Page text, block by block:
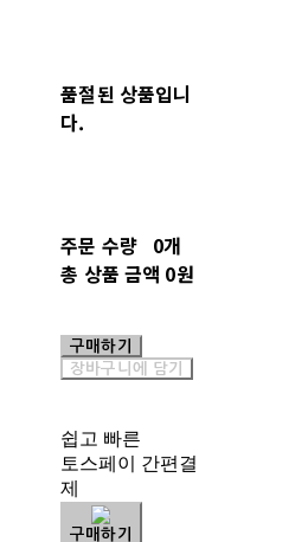
품절된 상품입니
다.
주문 수량 0개
총 상품 금액 0원
구매하기
장바구니에 담기
쉽고 빠른
토스페이 간편결
제
구매하기